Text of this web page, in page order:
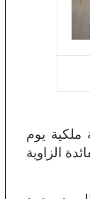
ملكية يوم
الزاوية